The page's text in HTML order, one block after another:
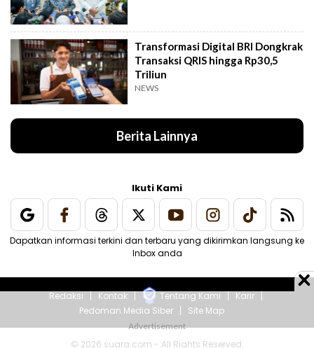
Transformasi Digital BRI Dongkrak
Transaksi QRIS hingga Rp30,5
Triliun
NEWS
Berita Lainnya
Ikuti Kami
Dapatkan informasi terkini dan terbaru yang dikirimkan langsung ke
Inbox anda
Redaksi Kontak Tentang Kami
Karir
Pedoman Media Siber
Site Map
© 2026 suara.com - All Rights Reserved.